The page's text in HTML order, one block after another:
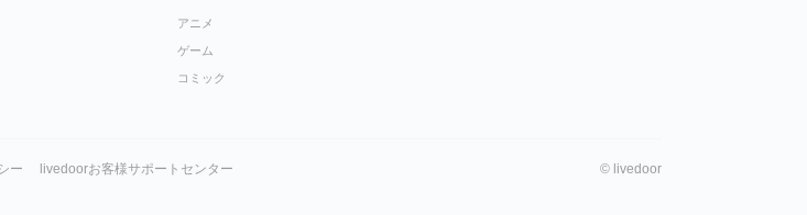
アニメ
ゲーム
コミック
ー livedoorお客様サポートセンター © livedoor